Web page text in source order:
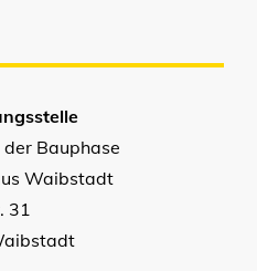
Bauphase
Waibstadt
31